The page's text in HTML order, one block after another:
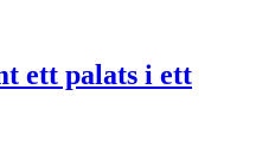
ett palats i ett